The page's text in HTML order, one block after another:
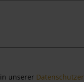
unserer